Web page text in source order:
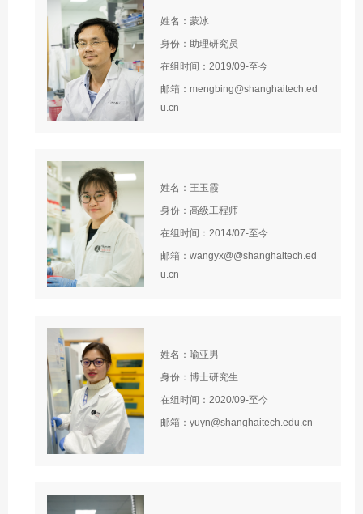
姓名：蒙冰
身份：助理研究员
在组时间：2019/09-至今
邮箱：mengbing@shanghaitech.ed
u.cn
姓名：王玉霞
身份：高级工程师
在组时间：2014/07-至今
邮箱：wangyx@@shanghaitech.ed
u.cn
姓名：喻亚男
身份：博士研究生
在组时间：2020/09-至今
邮箱：yuyn@shanghaitech.edu.cn